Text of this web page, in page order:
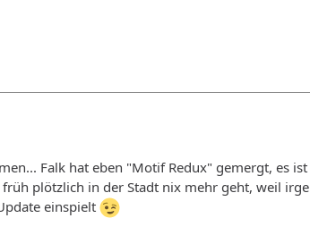
Falk hat eben "Motif Redux" gemergt, es
plötzlich in der Stadt nix mehr geht, weil
einspielt